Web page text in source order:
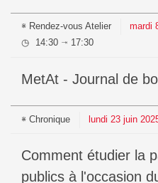
Rendez-vous Atelier mardi
14:30 ⇥ 17:30
MetAt - Journal de
Chronique lundi 23 juin
Comment étudier la participation des
publics à l'occasion